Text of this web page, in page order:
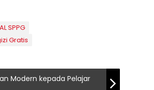
SPPG
Gratis
Modern kepada Pelajar